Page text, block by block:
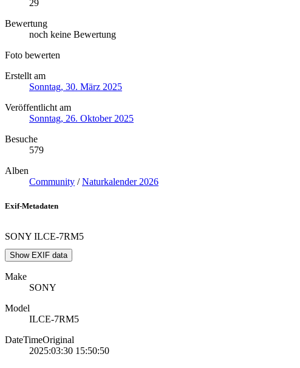
29
Bewertung
noch keine Bewertung
Foto bewerten
Erstellt am
Sonntag, 30. März 2025
Veröffentlicht am
Sonntag, 26. Oktober 2025
Besuche
579
Alben
Community /Naturkalender 2026
Exif-Metadaten
SONY ILCE-7RM5
Show EXIF data
Make
SONY
Model
ILCE-7RM5
DateTimeOriginal
2025:03:30 15:50:50